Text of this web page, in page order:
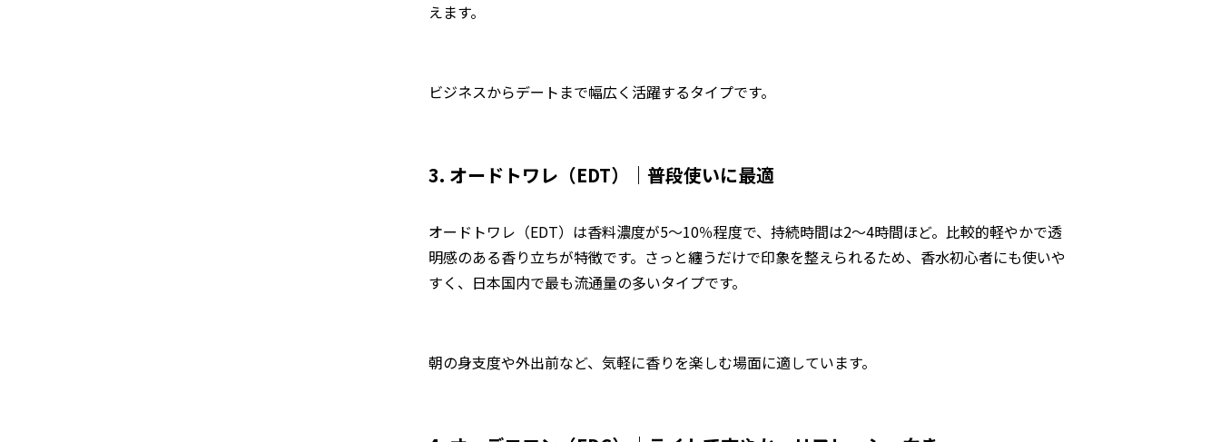
えます。
ビジネスからデートまで幅広く活躍するタイプです。
3. オードトワレ（EDT）｜普段使いに最適
オードトワレ（EDT）は香料濃度が5〜10％程度で、持続時間は2〜4時間ほど。比較的軽やかで透
明感のある香り立ちが特徴です。さっと纏うだけで印象を整えられるため、香水初心者にも使いや
すく、日本国内で最も流通量の多いタイプです。
朝の身支度や外出前など、気軽に香りを楽しむ場面に適しています。